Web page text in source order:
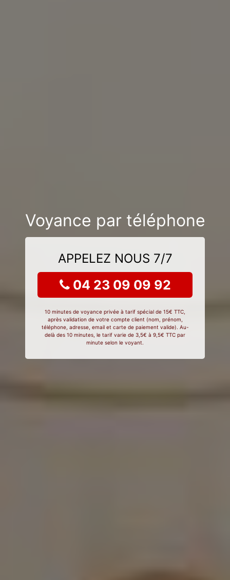
Voyance par téléphone
APPELEZ NOUS 7/7
04 23 09 09 92
10 minutes de voyance privée à tarif spécial de 15€ TTC,
après validation de votre compte client (nom, prénom,
téléphone, adresse, email et carte de paiement valide). Au-
delà des 10 minutes, le tarif varie de 3,5€ à 9,5€ TTC par
minute selon le voyant.